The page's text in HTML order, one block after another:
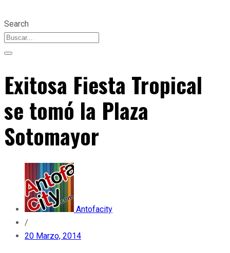
Search
Exitosa Fiesta Tropical
se tomó la Plaza
Sotomayor
Antofacity
/
20 Marzo, 2014